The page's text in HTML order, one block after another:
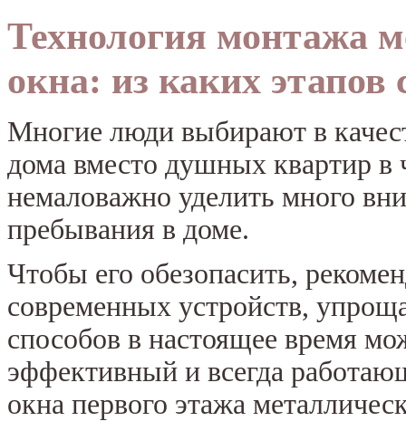
Технология монтажа
окна: из каких этапов
Многие люди выбирают в
дома вместо душных квартир в
немаловажно уделить много
пребывания в доме.
Чтобы его обезопасить,
современных устройств,
способов в настоящее время
эффективный и всегда
окна первого этажа